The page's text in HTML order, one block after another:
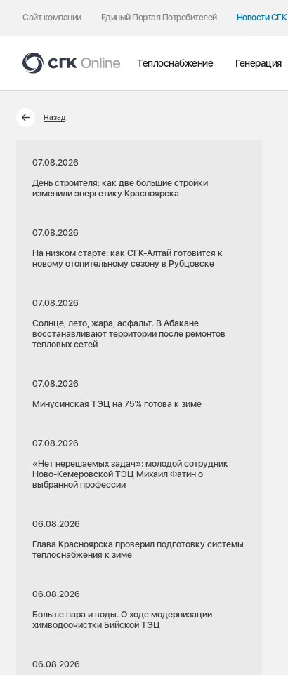
Сайт компании Единый Портал Потребителей Новости СГК
Теплоснабжение Генерация
Назад
07.08.2026
День строителя: как две большие стройки
изменили энергетику Красноярска
07.08.2026
На низком старте: как СГК-Алтай готовится к
новому отопительному сезону в Рубцовске
07.08.2026
Солнце, лето, жара, асфальт. В Абакане
восстанавливают территории после ремонтов
тепловых сетей
07.08.2026
Минусинская ТЭЦ на 75% готова к зиме
07.08.2026
«Нет нерешаемых задач»: молодой сотрудник
Ново-Кемеровской ТЭЦ Михаил Фатин о
выбранной профессии
06.08.2026
Глава Красноярска проверил подготовку системы
теплоснабжения к зиме
06.08.2026
Больше пара и воды. О ходе модернизации
химводоочистки Бийской ТЭЦ
06.08.2026